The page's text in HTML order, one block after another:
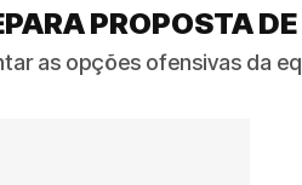
PROPOSTA
as opções ofensivas da